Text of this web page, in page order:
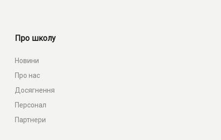
Про школу
Новини
Про нас
Досягнення
Персонал
Партнери